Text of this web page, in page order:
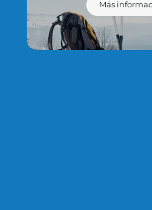
de privacidad y protección de
Más